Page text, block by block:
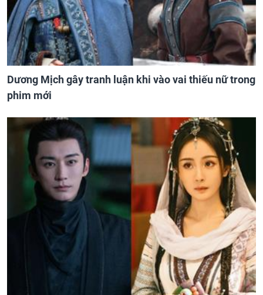
Dương Mịch gây tranh luận khi vào vai thiếu nữ trong
phim mới